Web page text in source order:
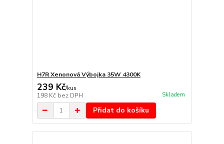
H7R Xenonová Výbojka 35W 4300K
239 Kč/kus
198 Kč bez DPH Skladem
Přidat do košíku